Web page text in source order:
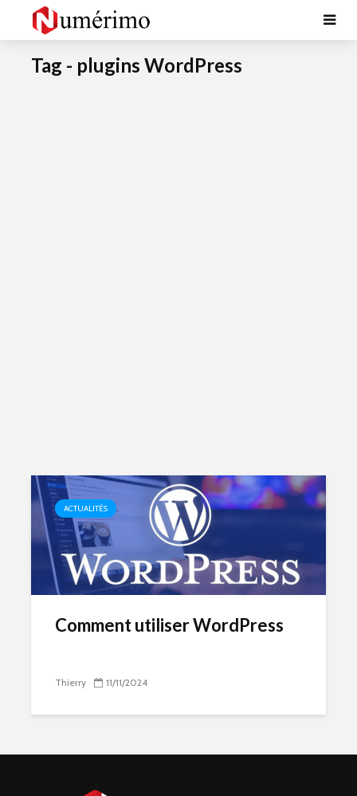
Tag - plugins WordPress
ACTUALITÉS
Comment utiliser WordPress
Thierry 11/11/2024